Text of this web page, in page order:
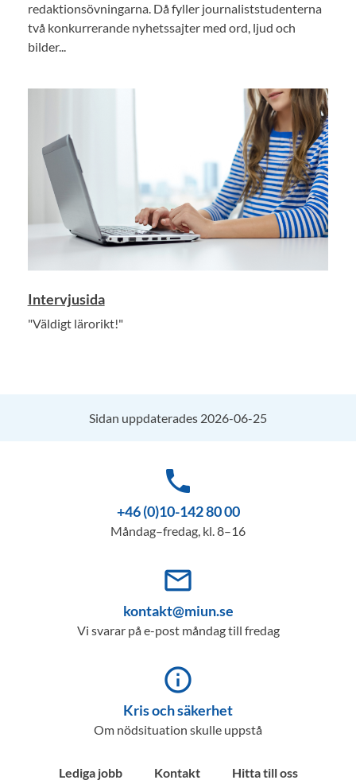
redaktionsövningarna. Då fyller journaliststudenterna
två konkurrerande nyhetssajter med ord, ljud och
bilder...
Intervjusida
"Väldigt lärorikt!"
Sidan uppdaterades 2026-06-25
phone
+46 (0)10-142 80 00
Måndag–fredag, kl. 8–16
mail_outline
kontakt@miun.se
Vi svarar på e-post måndag till fredag
info_outline
Kris och säkerhet
Om nödsituation skulle uppstå
Lediga jobb Kontakt Hitta till oss